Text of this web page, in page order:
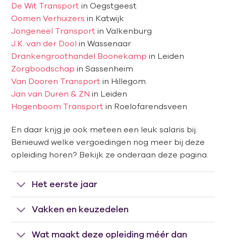
De Wit Transport in Oegstgeest
Oomen Verhuizers in Katwijk
Jongeneel Transport in Valkenburg
J.K. van der Dool in Wassenaar
Drankengroothandel Boonekamp in Leiden
Zorgboodschap in Sassenheim
Van Dooren Transport in Hillegom
Jan van Duren & ZN in Leiden
Hogenboom Transport in Roelofarendsveen
En daar krijg je ook meteen een leuk salaris bij.
Benieuwd welke vergoedingen nog meer bij deze
opleiding horen? Bekijk ze onderaan deze pagina.
Het eerste jaar
Vakken en keuzedelen
Wat maakt deze opleiding méér dan